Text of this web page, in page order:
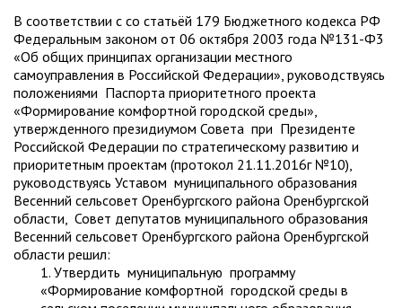
В соответствии с со статьёй 179 Бюджетного кодекса РФ
Федеральным законом от 06 октября 2003 года №131-Ф3
«Об общих принципах организации местного
самоуправления в Российской Федерации», руководствуясь
положениями Паспорта приоритетного проекта
«Формирование комфортной городской среды»,
утвержденного президиумом Совета при Президенте
Российской Федерации по стратегическому развитию и
приоритетным проектам (протокол 21.11.2016г №10),
руководствуясь Уставом муниципального образования
Весенний сельсовет Оренбургского района Оренбургской
области, Совет депутатов муниципального образования
Весенний сельсовет Оренбургского района Оренбургской
области решил:
1. Утвердить муниципальную программу
«Формирование комфортной городской среды в